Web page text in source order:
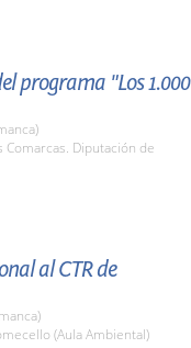
programa "Los 1.000
Comarcas. Diputación de
al CTR de
(Aula Ambiental)